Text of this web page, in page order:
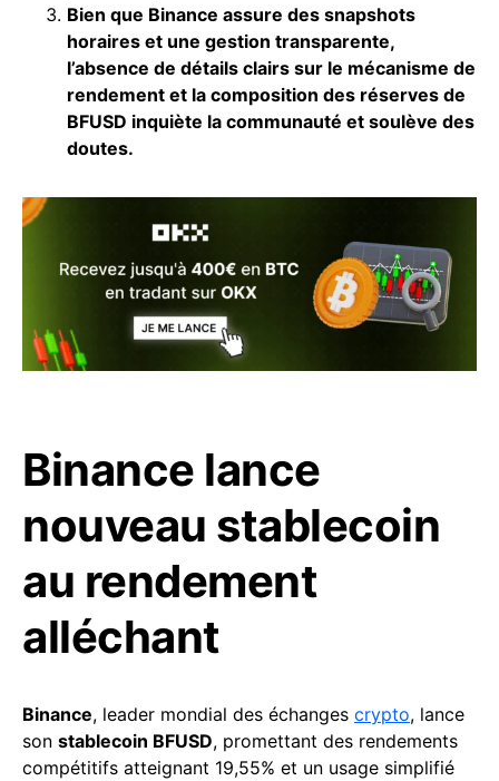
Bien que Binance assure des snapshots
horaires et une gestion transparente,
l’absence de détails clairs sur le mécanisme de
rendement et la composition des réserves de
BFUSD inquiète la communauté et soulève des
doutes.
Binance lance
nouveau stablecoin
au rendement
alléchant
Binance, leader mondial des échanges crypto, lance
son stablecoin BFUSD, promettant des rendements
compétitifs atteignant 19,55% et un usage simplifié